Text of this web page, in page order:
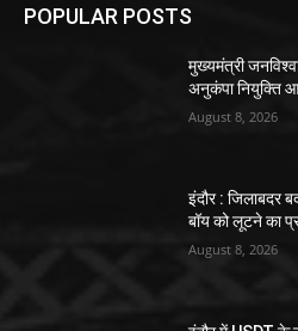
POPULAR POSTS
मुख्यमंत्री
अनुकंपा नियुक्ति
August 8, 2026
इंदौर : जिलाबदर
बॉय को लूटने का
August 8, 2026